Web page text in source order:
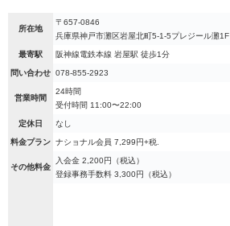
所在地
〒657-0846
兵庫県神戸市灘区岩屋北町5-1-5プレジール灘1F
最寄駅 阪神線電鉄本線 岩屋駅 徒歩1分
問い合わせ 078-855-2923
営業時間
24時間
受付時間 11:00〜22:00
定休日 なし
料金プラン ナショナル会員 7,299円+税.
その他料金
入会金 2,200円（税込）
登録事務手数料 3,300円（税込）